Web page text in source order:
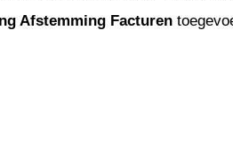
Afstemming Facturen